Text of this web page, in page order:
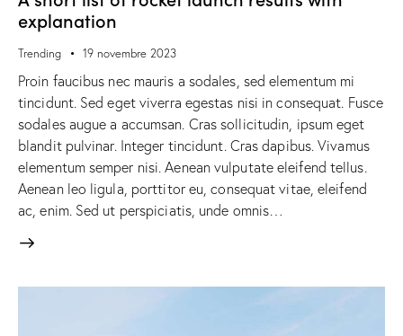
explanation
Trending 19 novembre 2023
Proin faucibus nec mauris a sodales, sed elementum mi
tincidunt. Sed eget viverra egestas nisi in consequat. Fusce
sodales augue a accumsan. Cras sollicitudin, ipsum eget
blandit pulvinar. Integer tincidunt. Cras dapibus. Vivamus
elementum semper nisi. Aenean vulputate eleifend tellus.
Aenean leo ligula, porttitor eu, consequat vitae, eleifend
ac, enim. Sed ut perspiciatis, unde omnis…